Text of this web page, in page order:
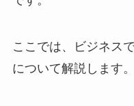
ここでは、ビジネス
について解説します。